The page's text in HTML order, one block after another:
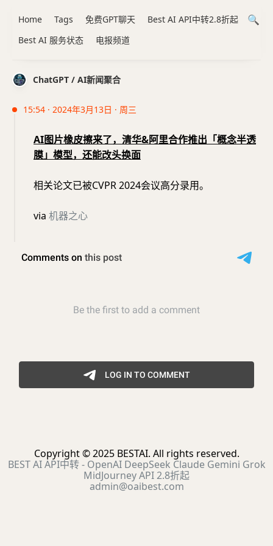
ChatGPT / AI新闻聚合
15:54 · 2024年3月13日 · 周三
AI图片橡皮擦来了，清华&阿里合作推出「概念半透
膜」模型，还能改头换面
相关论文已被CVPR 2024会议高分录用。
via 机器之心
Home Tags 免费GPT聊天
Best AI API中转2.8折起
Best AI 服务状态
电报频道
Copyright © 2025 BESTAI. All rights reserved.
BEST AI API中转 - OpenAI DeepSeek Claude Gemini Grok
MidJourney API 2.8折起
admin@oaibest.com